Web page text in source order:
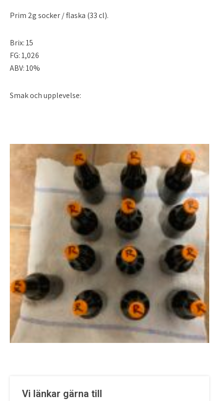
Prim 2g socker / flaska (33 cl).
Brix: 15
FG: 1,026
ABV: 10%
Smak och upplevelse:
Vi länkar gärna till